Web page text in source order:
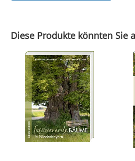
Diese Produkte könnten Sie